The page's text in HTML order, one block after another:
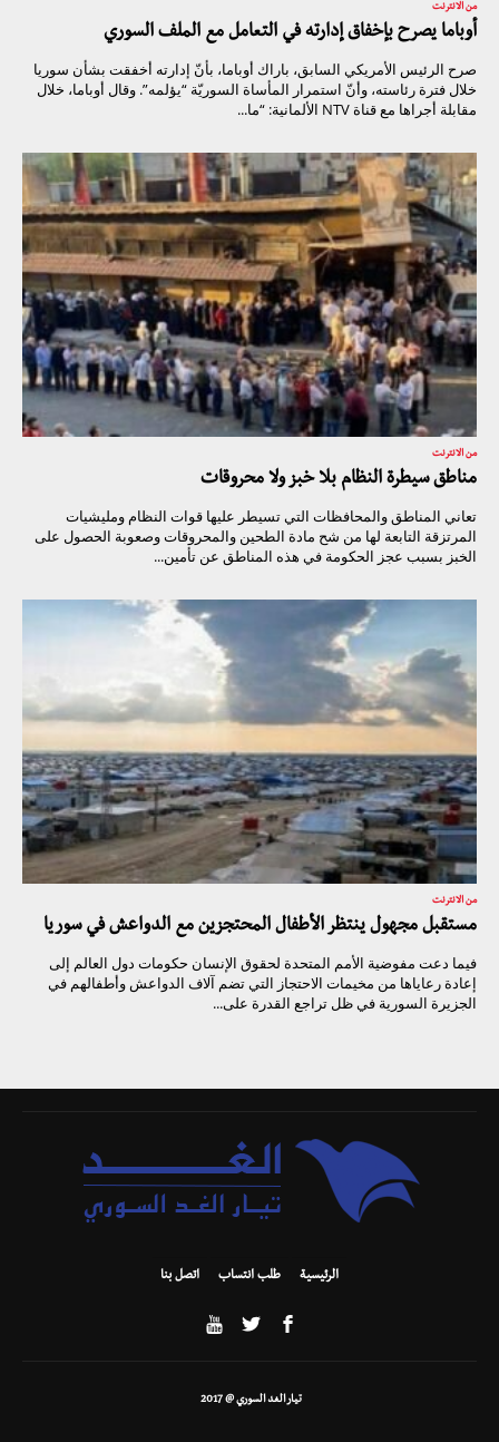
من الانترنت
أوباما يصرح بإخفاق إدارته في التعامل مع الملف السوري
صرح الرئيس الأمريكي السابق، باراك أوباما، بأنّ إدارته أخفقت بشأن سوريا
خلال فترة رئاسته، وأنّ استمرار المأساة السوريّة “يؤلمه”. وقال أوباما، خلال
مقابلة أجراها مع قناة NTV الألمانية: “ما...
من الانترنت
مناطق سيطرة النظام بلا خبز ولا محروقات
تعاني المناطق والمحافظات التي تسيطر عليها قوات النظام ومليشيات
المرتزقة التابعة لها من شح مادة الطحين والمحروقات وصعوبة الحصول على
الخبز بسبب عجز الحكومة في هذه المناطق عن تأمين...
من الانترنت
مستقبل مجهول ينتظر الأطفال المحتجزين مع الدواعش في سوريا
فيما دعت مفوضية الأمم المتحدة لحقوق الإنسان حكومات دول العالم إلى
إعادة رعاياها من مخيمات الاحتجاز التي تضم آلاف الدواعش وأطفالهم في
الجزيرة السورية في ظل تراجع القدرة على...
الرئيسية طلب انتساب اتصل بنا
تيار الغد السوري @ 2017